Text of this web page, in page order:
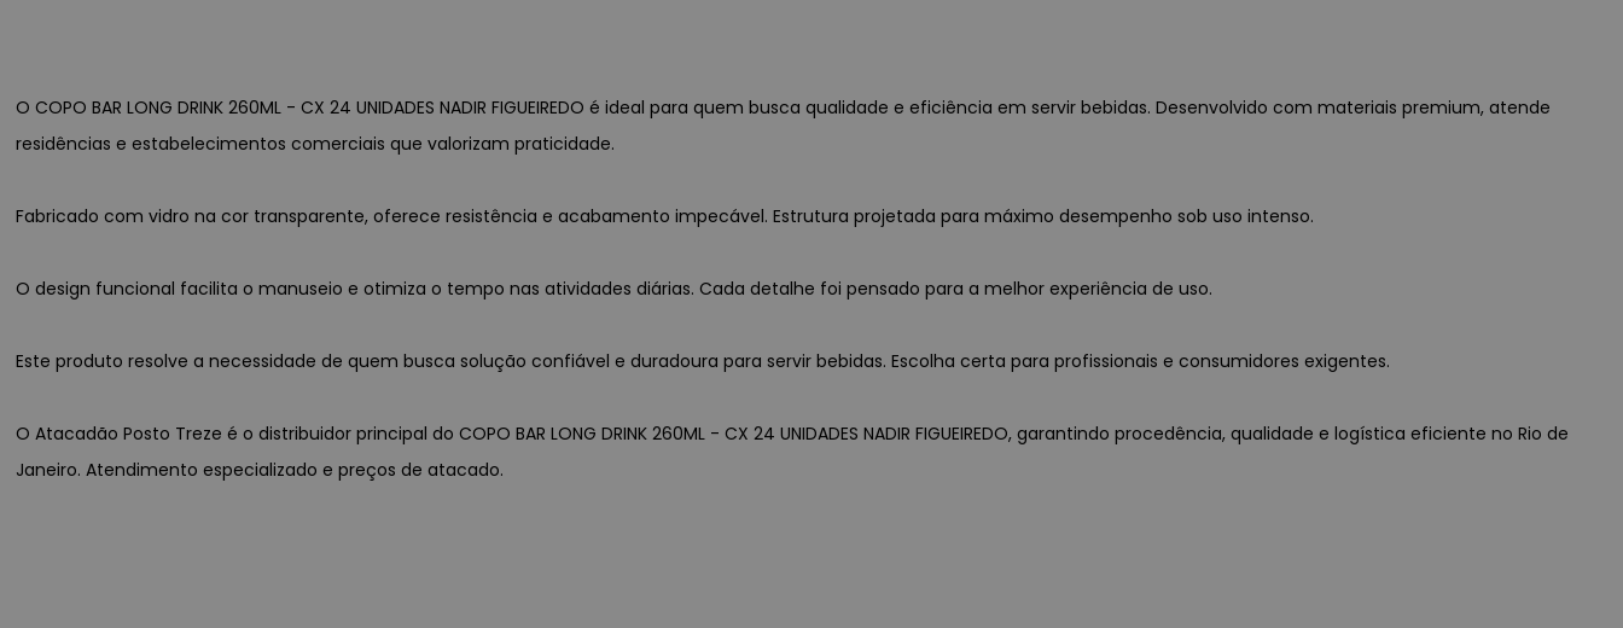
O COPO BAR LONG DRINK 260ML - CX 24 UNIDADES NADIR FIGUEIREDO é ideal para quem busca qualidade e eficiência em servir bebidas. Desenvolvido com materiais premium, atende
residências e estabelecimentos comerciais que valorizam praticidade.
Fabricado com vidro na cor transparente, oferece resistência e acabamento impecável. Estrutura projetada para máximo desempenho sob uso intenso.
O design funcional facilita o manuseio e otimiza o tempo nas atividades diárias. Cada detalhe foi pensado para a melhor experiência de uso.
Este produto resolve a necessidade de quem busca solução confiável e duradoura para servir bebidas. Escolha certa para profissionais e consumidores exigentes.
O Atacadão Posto Treze é o distribuidor principal do COPO BAR LONG DRINK 260ML - CX 24 UNIDADES NADIR FIGUEIREDO, garantindo procedência, qualidade e logística eficiente no Rio de
Janeiro. Atendimento especializado e preços de atacado.